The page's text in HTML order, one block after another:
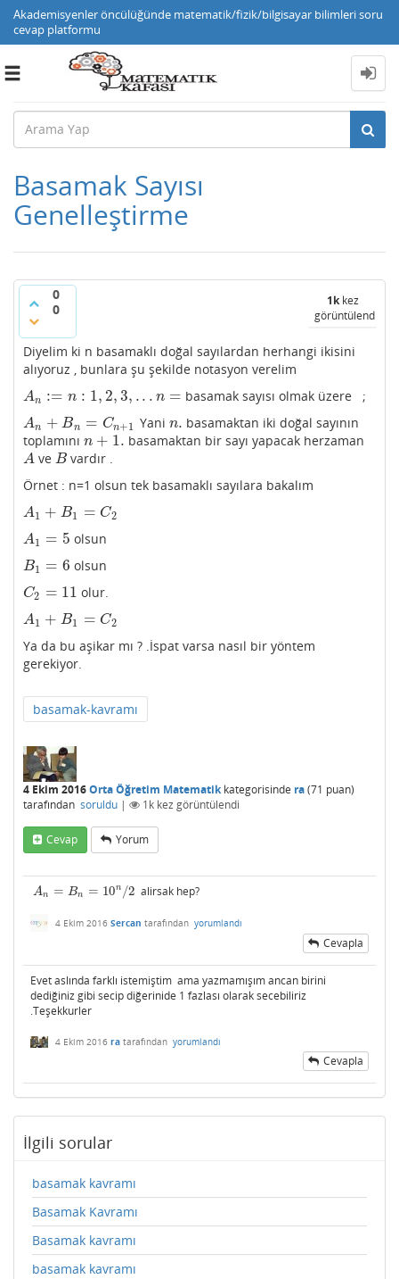
Akademisyenler öncülüğünde matematik/fizik/bilgisayar bilimleri soru
cevap platformu
Toggle
Basamak Sayısı
Genelleştirme
0
0
1kkez
görüntülendi
Diyelim ki n basamaklı doğal sayılardan herhangi ikisini
alıyoruz , bunlara şu şekilde notasyon verelim
An := n : 1, 2,3, .. . n =
An:=n:1,2 3 ... n= basamak sayısı olmak üzere ;
An + Bn = Cn+1
An+ Bn=Cn +1 Yani n.
n. basamaktan iki doğal sayının
toplamını n + 1.
n+1. basamaktan bir sayı yapacak herzaman
A
A ve B
B vardır .
Örnet : n=1 olsun tek basamaklı sayılara bakalım
A1 + B1 = C2
A1 B1 =C
A1 = 5
A1 5 olsun
B1 = 6
B1 6 olsun
C2 = 11
C2= 11 olur.
A1 + B1 = C2
A1 B1 =C
Ya da bu aşikar mı ? .İspat varsa nasıl bir yöntem
gerekiyor.
basamak-kavramı
4 Ekim 2016Orta Öğretim Matematikkategorisinde ra(71 puan)
tarafından soruldu | 1k kez görüntülendi
Cevap Yorum
An = Bn = 10n /2
An= Bn =10 n/2 alirsak hep?
4 Ekim 2016 Sercan tarafından yorumlandı
Cevapla
Evet aslında farklı istemiştim ama yazmamışım ancan birini
dediğiniz gibi secip diğerinide 1 fazlası olarak secebiliriz
.Teşekkurler
4 Ekim 2016 ra tarafından yorumlandı
Cevapla
İlgili sorular
basamak kavramı
Basamak Kavramı
Basamak kavramı
basamak kavramı